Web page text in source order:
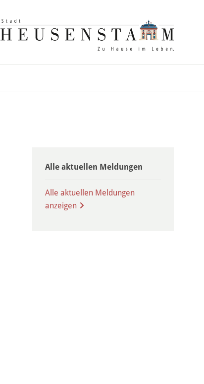
Alle aktuellen Meldungen
Alle aktuellen Meldungen
anzeigen